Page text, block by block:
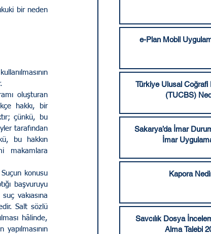
bir neden
oluşturan
hakkı, bir
çünkü, bu
tarafından
bu hakkın
makamlara
Suçun konusu
başvuruyu
vakıasına
Salt sözlü
hâlinde,
e-Plan Mobil
Türkiye Ulusal Coğrafi
(TUCBS)
Sakarya’da İmar
İmar
Kapora
Savcılık Dosya
Alma Talebi